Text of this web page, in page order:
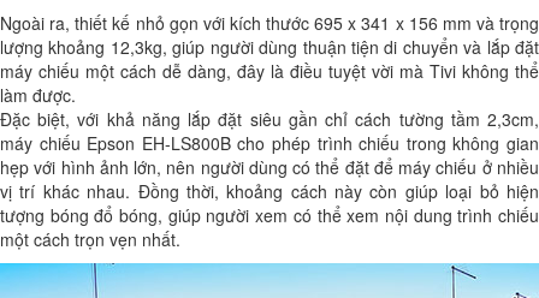
Ngoài ra, thiết kế nhỏ gọn với kích thước 695‎ x 341 x 156 mm và trọng
lượng khoảng 12,3kg, giúp người dùng thuận tiện di chuyển và lắp đặt
máy chiếu một cách dễ dàng, đây là điều tuyệt vời mà Tivi không thể
làm được.
Đặc biệt, với khả năng lắp đặt siêu gần chỉ cách tường tầm 2,3cm,
máy chiếu Epson EH-LS800B cho phép trình chiếu trong không gian
hẹp với hình ảnh lớn, nên người dùng có thể đặt để máy chiếu ở nhiều
vị trí khác nhau. Đồng thời, khoảng cách này còn giúp loại bỏ hiện
tượng bóng đổ bóng, giúp người xem có thể xem nội dung trình chiếu
một cách trọn vẹn nhất.